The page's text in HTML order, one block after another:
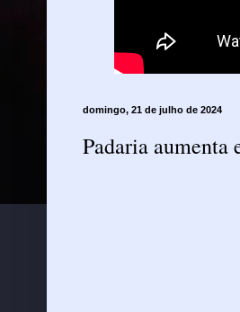
domingo, 21 de julho de 2024
Padaria